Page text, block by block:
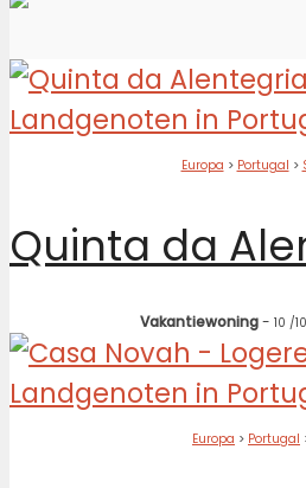
Europa > Portugal >
Quinta da
Vakantiewoning- 10 /10
Europa > Portugal